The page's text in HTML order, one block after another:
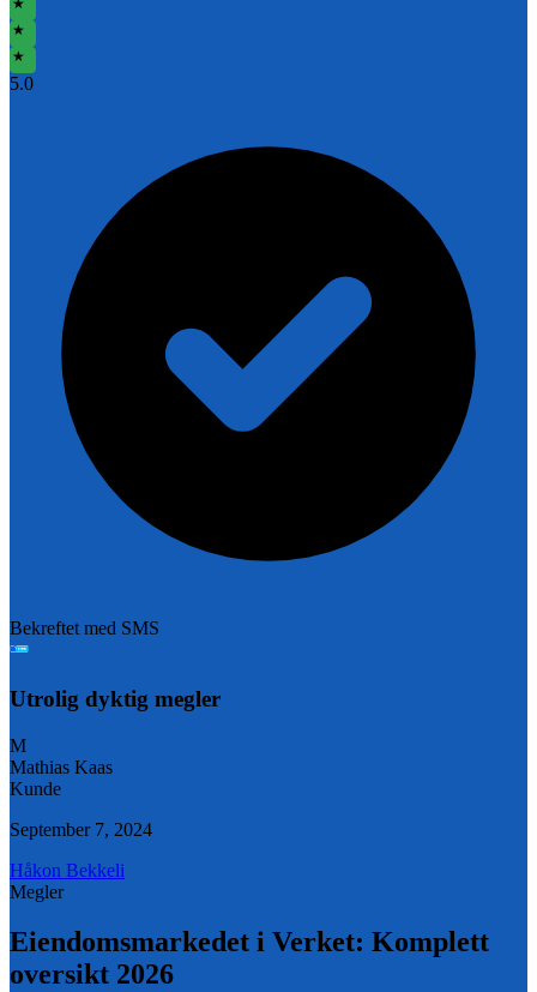
★
★
★
5.0
Bekreftet med SMS
Utrolig dyktig megler
M
Mathias Kaas
Kunde
September 7, 2024
Håkon Bekkeli
Megler
Eiendomsmarkedet i Verket: Komplett
oversikt 2026